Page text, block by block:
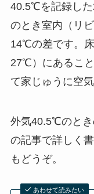
40.5℃を記録した
のとき室内（リ
14℃の差です。
27℃）にあるこ
て家じゅうに空
外気40.5℃のとき
の記事で詳しく
もどうぞ。
あわせて読みたい